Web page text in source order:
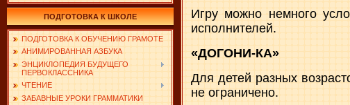
ПОДГОТОВКА К ШКОЛЕ
ПОДГОТОВКА К ОБУЧЕНИЮ ГРАМОТЕ
АНИМИРОВАННАЯ АЗБУКА
ЭНЦИКЛОПЕДИЯ БУДУЩЕГО
ПЕРВОКЛАССНИКА
ЧТЕНИЕ
ЗАБАВНЫЕ УРОКИ ГРАММАТИКИ
Игру можно немного
исполнителей.
«ДОГОНИ-КА»
Для детей разных
не ограничено.